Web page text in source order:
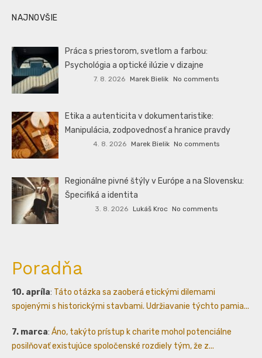
NAJNOVŠIE
Práca s priestorom, svetlom a farbou:
Psychológia a optické ilúzie v dizajne
7. 8. 2026 Marek Bielik No comments
Etika a autenticita v dokumentaristike:
Manipulácia, zodpovednosť a hranice pravdy
4. 8. 2026 Marek Bielik No comments
Regionálne pivné štýly v Európe a na Slovensku:
Špecifiká a identita
3. 8. 2026 Lukáš Kroc No comments
Poradňa
10. apríla: Táto otázka sa zaoberá etickými dilemami
spojenými s historickými stavbami. Udržiavanie týchto pamia...
7. marca: Áno, takýto prístup k charite mohol potenciálne
posilňovať existujúce spoločenské rozdiely tým, že z...